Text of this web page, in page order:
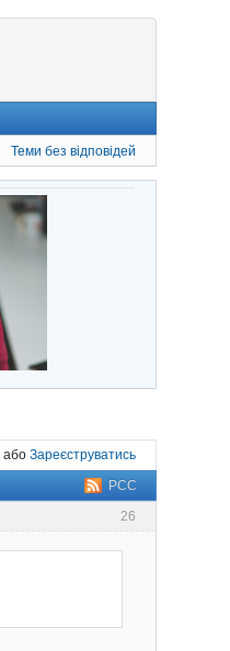
Теми без відповідей
або Зареєструватись
РСС
26